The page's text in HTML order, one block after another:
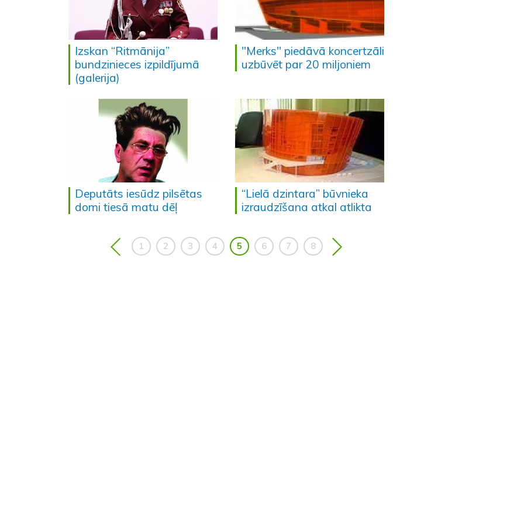
Izskan “Ritmānija”
bundzinieces izpildījumā
(galerija)
"Merks" piedāvā koncertzāli
uzbūvēt par 20 miljoniem
Deputāts iesūdz pilsētas
domi tiesā matu dēļ
“Lielā dzintara” būvnieka
izraudzīšana atkal atlikta
1 2 3 4 5 6 7 8